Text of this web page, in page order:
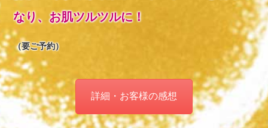
なり、お肌ツルツルに！
（要ご予約）
詳細・お客様の感想